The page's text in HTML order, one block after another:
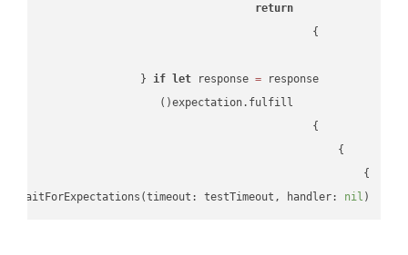
return
if let response =
}
.waitForExpectations(timeout: testTimeout, handler: nil )